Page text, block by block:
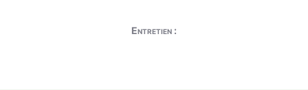
Entretien :